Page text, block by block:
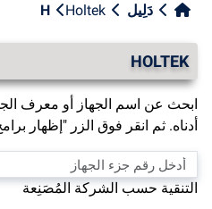
دَلِيل H Holtek
HOLTEK
ابحث عن اسم الجهاز أو معرف
أدناه. ثم انقر فوق الزر "إظهار
التنقية حسب الشركة المُصَنِعة